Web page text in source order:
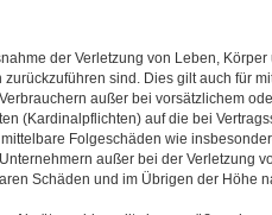
der Verletzung von Leben,
sind. Dies gilt auch für
außer bei vorsätzlichem
(Kardinalpflichten) auf die bei
Folgeschäden wie
außer bei der Verletzung
Schäden und im Übrigen der Höhe